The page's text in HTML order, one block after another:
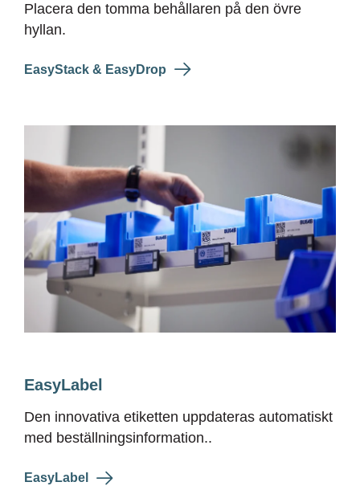
Placera den tomma behållaren på den övre
hyllan.
EasyStack & EasyDrop
EasyLabel
Den innovativa etiketten uppdateras automatiskt
med beställningsinformation..
EasyLabel